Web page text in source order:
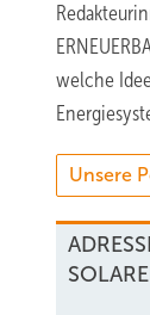
welche
Unsere